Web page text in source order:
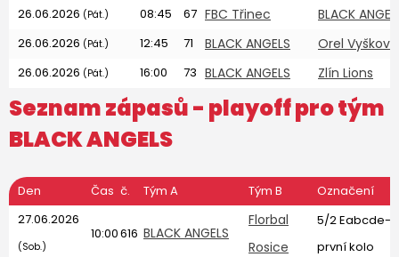
26.06.2026 (Pát.) 08:45 67 FBC Třinec BLACK
26.06.2026 (Pát.) 12:45 71 BLACK ANGELS Orel Vyškov
26.06.2026 (Pát.) 16:00 73 BLACK ANGELS Zlín Lions
Seznam zápasů - playoff pro tým
BLACK ANGELS
Den Čas č. Tým A Tým B
Označení
27.06.2026
(Sob.)
10:00616 BLACK ANGELS
Florbal
Rosice
5/2 Eabcde-
první kolo